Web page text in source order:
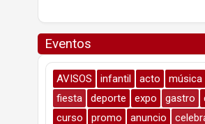
Eventos
AVISOS infantil acto música
fiesta
deporte expo gastro
curso
promo anuncio